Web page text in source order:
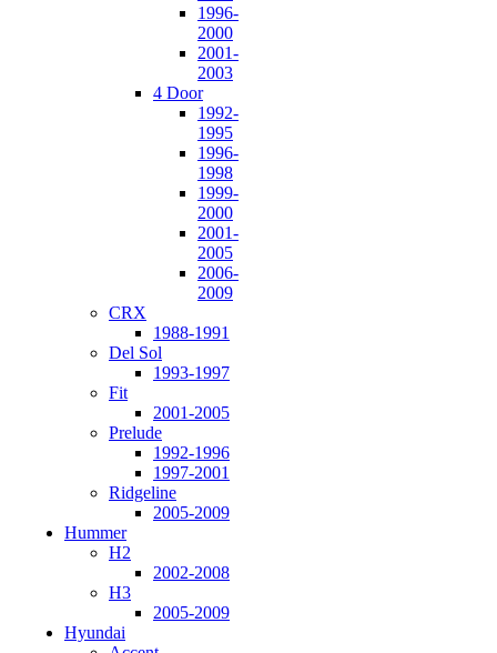
1996-
2000
2001-
2003
4 Door
1992-
1995
1996-
1998
1999-
2000
2001-
2005
2006-
2009
CRX
1988-1991
Del Sol
1993-1997
Fit
2001-2005
Prelude
1992-1996
1997-2001
Ridgeline
2005-2009
Hummer
H2
2002-2008
H3
2005-2009
Hyundai